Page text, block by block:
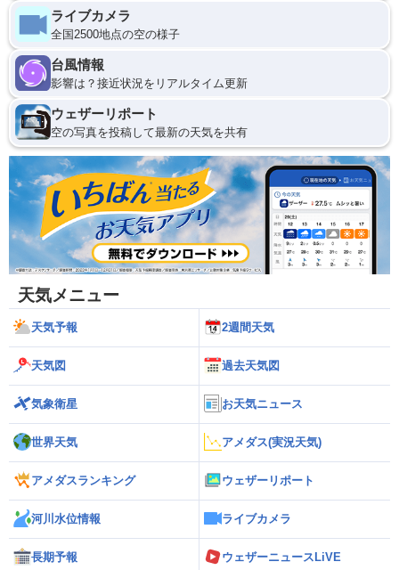
ライブカメラ
全国2500地点の空の様子
台風情報
影響は？接近状況をリアルタイム更新
ウェザーリポート
空の写真を投稿して最新の天気を共有
天気メニュー
天気予報 2週間天気
天気図 過去天気図
気象衛星 お天気ニュース
世界天気 アメダス(実況天気)
アメダスランキング ウェザーリポート
河川水位情報 ライブカメラ
長期予報 ウェザーニュースLiVE